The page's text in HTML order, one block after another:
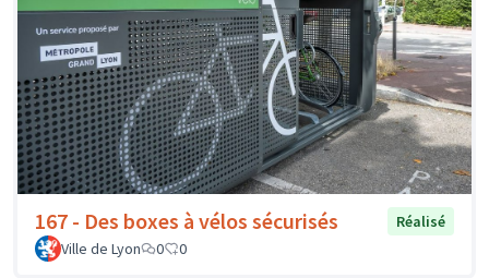
167 - Des boxes à vélos sécurisés
Réalisé
Ville de Lyon
0 0